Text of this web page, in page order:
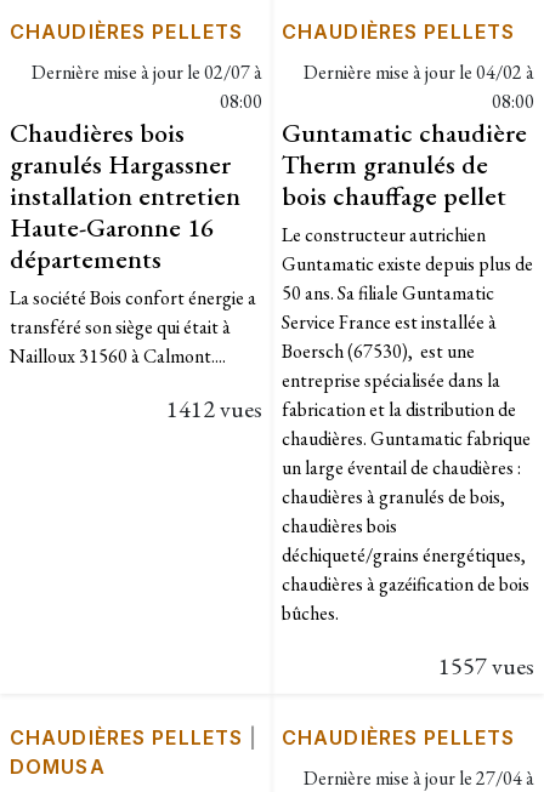
CHAUDIÈRES PELLETS
Dernière mise à jour le02/07 à
08:00
Chaudières bois
granulés Hargassner
installation entretien
Haute-Garonne 16
départements
La société Bois confort énergie a
transféré son siège qui était à
Nailloux 31560 à Calmont....
1412 vues
CHAUDIÈRES PELLETS
Dernière mise à jour le04/02 à
08:00
Guntamatic chaudière
Therm granulés de
bois chauffage pellet
Le constructeur autrichien
Guntamatic existe depuis plus de
50 ans. Sa filiale Guntamatic
Service France est installée à
Boersch (67530), est une
entreprise spécialisée dans la
fabrication et la distribution de
chaudières. Guntamatic fabrique
un large éventail de chaudières :
chaudières à granulés de bois,
chaudières bois
déchiqueté/grains énergétiques,
chaudières à gazéification de bois
bûches.
1557 vues
CHAUDIÈRES PELLETS
DOMUSA
CHAUDIÈRES PELLETS
Dernière mise à jour le27/04 à